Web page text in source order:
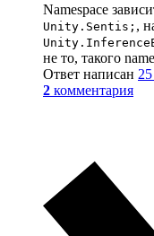
Namespace
Unity.Sentis; ,
не то, такого
Ответ написан
2 комментария